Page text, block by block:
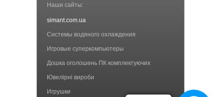
Наши сайты:
simant.com.ua
Системы водяного охлаждения
Игровые суперкомпьютеры
Дошка оголошень ПК комплектуючих
Ювелірні вироби
Игрушки